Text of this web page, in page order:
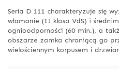
Seria D 111 charakteryzuje się
włamanie (II klasa VdS) i
ognioodporności (60 min.), a
obszarze zamka chroniącą go
wielościennym korpusem i